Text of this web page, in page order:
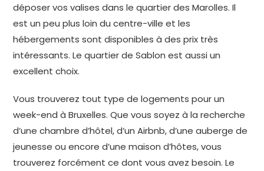
déposer vos valises dans le quartier des Marolles. Il
est un peu plus loin du centre-ville et les
hébergements sont disponibles à des prix très
intéressants. Le quartier de Sablon est aussi un
excellent choix.
Vous trouverez tout type de logements pour un
week-end à Bruxelles. Que vous soyez à la recherche
d’une chambre d’hôtel, d’un Airbnb, d’une auberge de
jeunesse ou encore d’une maison d’hôtes, vous
trouverez forcément ce dont vous avez besoin. Le